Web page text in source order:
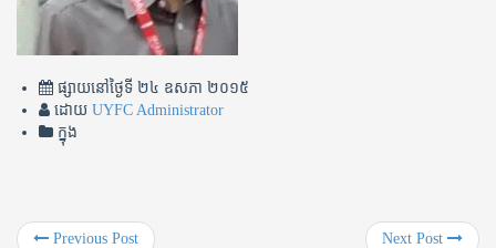
ផ្សាយនៅថ្ងៃទី ២៤ ឧសភា ២០១៥
ដោយ UYFC Administrator
ក្នុង
Previous Post Next Post